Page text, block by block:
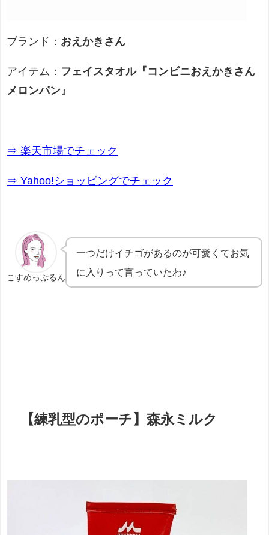
ブランド： おえかきさん
アイテム： フェイスタオル『コンビニおえかきさん
メロンパン』
⇒ 楽天市場でチェック
⇒ Yahoo!ショッピングでチェック
こすめっぷるん
一つだけイチゴがあるのが可愛くてお気
に入りって言っていたわ♪
【練乳型のポーチ】森永ミルク